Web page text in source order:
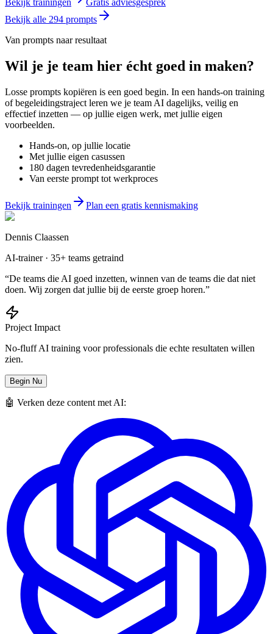
Bekijk trainingen
Gratis adviesgesprek
Bekijk alle 294 prompts
Van prompts naar resultaat
Wil je je team hier écht goed in maken?
Losse prompts kopiëren is een goed begin. In een hands-on training
of begeleidingstraject leren we je team AI dagelijks, veilig en
effectief inzetten — op jullie eigen werk, met jullie eigen
voorbeelden.
Hands-on, op jullie locatie
Met jullie eigen casussen
180 dagen tevredenheidsgarantie
Van eerste prompt tot werkproces
Bekijk trainingen Plan een gratis kennismaking
Dennis Claassen
AI-trainer · 35+ teams getraind
“De teams die AI goed inzetten, winnen van de teams die dat niet
doen. Wij zorgen dat jullie bij de eerste groep horen.”
Project Impact
No-fluff AI training voor professionals die echte resultaten willen
zien.
Begin Nu
🤖 Verken deze content met AI: